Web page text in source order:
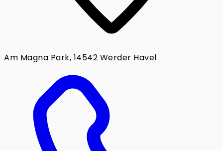
Am Magna Park, 14542 Werder Havel